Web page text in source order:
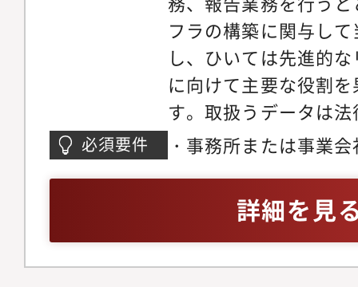
の協働でチームワー
AIの活用スキルの習
定キャリアパス】
ライアンスのモニタ
において、基本業務
として取り組んで頂
アンスの分野に取り
バリューの高い同分
としての活躍も展望
フラの構築に関与し
し、ひいては先進的
に向けて主要な役割
す。取扱うデータは
め、法律用語等法務
考えられます。また
契約書の作成や法律
ただきます。■組織と
件管理や一般民事取
必須要件
・事務所または事業
て、計表管理やレポ
料の作成を機動的に
詳細を見